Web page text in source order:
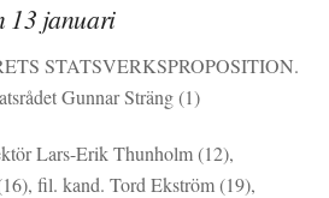
13 januari
STATSVERKSPROPOSITION.
Gunnar Sträng (1)
Lars-Erik Thunholm (12),
fil. kand. Tord Ekström (19),